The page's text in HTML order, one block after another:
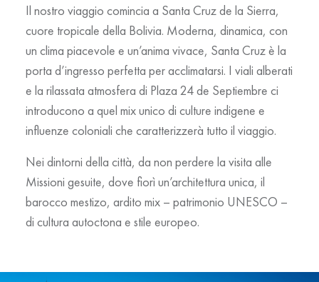
Il nostro viaggio comincia a Santa Cruz de la Sierra,
cuore tropicale della Bolivia. Moderna, dinamica, con
un clima piacevole e un’anima vivace, Santa Cruz è la
porta d’ingresso perfetta per acclimatarsi. I viali alberati
e la rilassata atmosfera di Plaza 24 de Septiembre ci
introducono a quel mix unico di culture indigene e
influenze coloniali che caratterizzerà tutto il viaggio.
Nei dintorni della città, da non perdere la visita alle
Missioni gesuite, dove fiorì un’architettura unica, il
barocco mestizo, ardito mix – patrimonio UNESCO –
di cultura autoctona e stile europeo.